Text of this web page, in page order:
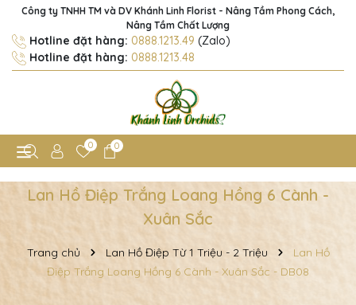
Công ty TNHH TM và DV Khánh Linh Florist - Nâng Tầm Phong Cách,
Nâng Tầm Chất Lượng
Hotline đặt hàng: 0888.1213.49 (Zalo)
Hotline đặt hàng: 0888.1213.48
0 0
Lan Hồ Điệp Trắng Loang Hồng 6 Cành -
Xuân Sắc
Trang chủ Lan Hồ Điệp Từ 1 Triệu - 2 Triệu
Lan Hồ
Điệp Trắng Loang Hồng 6 Cành - Xuân Sắc - DB08